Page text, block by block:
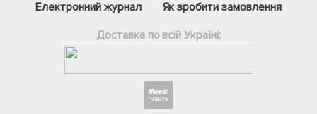
Електронний журнал
Як зробити замовлення
Доставка по всій Україні: